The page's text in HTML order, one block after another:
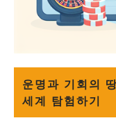
운명과 기회의
세계 탐험하기